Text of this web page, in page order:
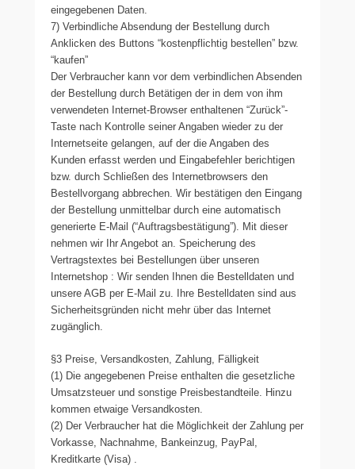
eingegebenen Daten.
7) Verbindliche Absendung der Bestellung durch
Anklicken des Buttons “kostenpflichtig bestellen” bzw.
“kaufen”
Der Verbraucher kann vor dem verbindlichen Absenden
der Bestellung durch Betätigen der in dem von ihm
verwendeten Internet-Browser enthaltenen “Zurück”-
Taste nach Kontrolle seiner Angaben wieder zu der
Internetseite gelangen, auf der die Angaben des
Kunden erfasst werden und Eingabefehler berichtigen
bzw. durch Schließen des Internetbrowsers den
Bestellvorgang abbrechen. Wir bestätigen den Eingang
der Bestellung unmittelbar durch eine automatisch
generierte E-Mail (“Auftragsbestätigung”). Mit dieser
nehmen wir Ihr Angebot an. Speicherung des
Vertragstextes bei Bestellungen über unseren
Internetshop : Wir senden Ihnen die Bestelldaten und
unsere AGB per E-Mail zu. Ihre Bestelldaten sind aus
Sicherheitsgründen nicht mehr über das Internet
zugänglich.
§3 Preise, Versandkosten, Zahlung, Fälligkeit
(1) Die angegebenen Preise enthalten die gesetzliche
Umsatzsteuer und sonstige Preisbestandteile. Hinzu
kommen etwaige Versandkosten.
(2) Der Verbraucher hat die Möglichkeit der Zahlung per
Vorkasse, Nachnahme, Bankeinzug, PayPal,
Kreditkarte (Visa) .